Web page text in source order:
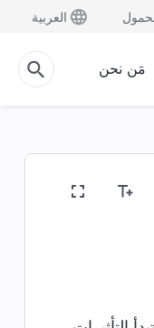
العربية
مَن نحن